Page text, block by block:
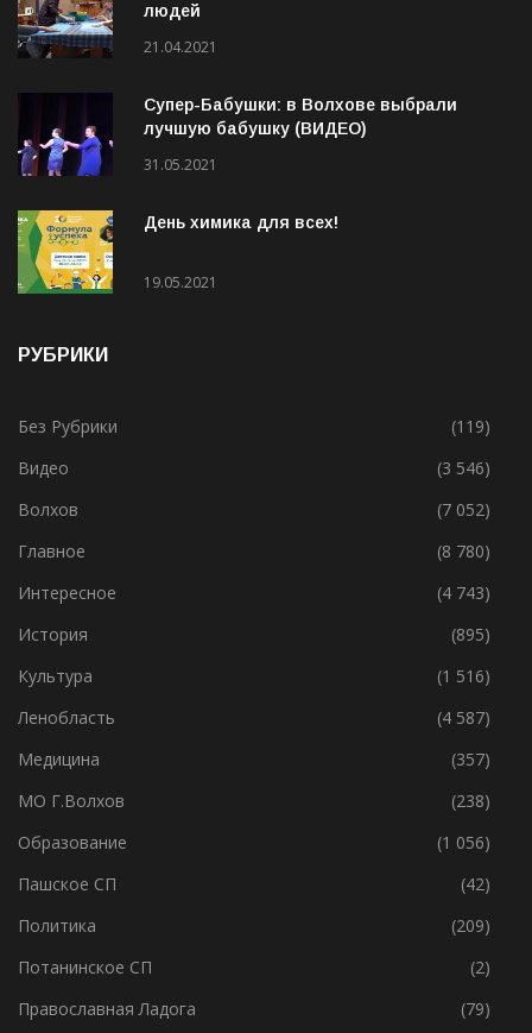
людей
21.04.2021
Супер-Бабушки: в Волхове выбрали
лучшую бабушку (ВИДЕО)
31.05.2021
День химика для всех!
19.05.2021
РУБРИКИ
Без Рубрики
(119)
Видео
(3 546)
Волхов
(7 052)
Главное
(8 780)
Интересное
(4 743)
История
(895)
Культура
(1 516)
Ленобласть
(4 587)
Медицина
(357)
МО Г.Волхов
(238)
Образование
(1 056)
Пашское СП
(42)
Политика
(209)
Потанинское СП
(2)
Православная Ладога
(79)